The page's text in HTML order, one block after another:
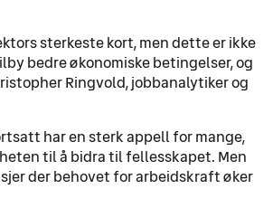
sterkeste kort, men dette er ikke
bedre økonomiske betingelser, og
Ringvold, jobbanalytiker og
har en sterk appell for mange,
til å bidra til fellesskapet. Men
der behovet for arbeidskraft øker